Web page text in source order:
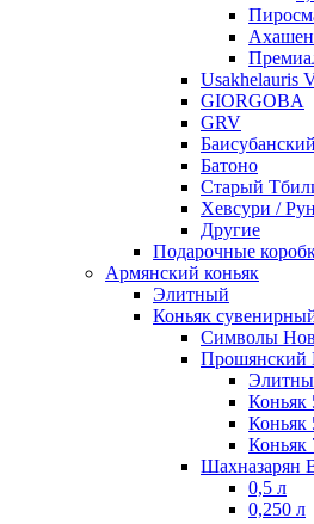
Usakhelauris
GIORGOBA
GRV
Батоно
Старый
Хевсури /
Другие
Подарочные
Армянский коньяк
Элитный
Коньяк
Символы
Прошянский
Коньяк
Коньяк
Коньяк
Шахназарян
0,5 л
0,250 л